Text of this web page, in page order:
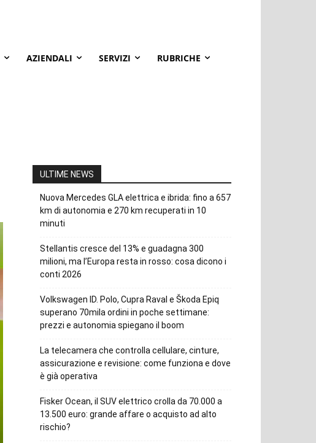
AZIENDALI SERVIZI RUBRICHE
ULTIME NEWS
Nuova Mercedes GLA elettrica e ibrida: fino a 657
km di autonomia e 270 km recuperati in 10
minuti
Stellantis cresce del 13% e guadagna 300
milioni, ma l’Europa resta in rosso: cosa dicono i
conti 2026
Volkswagen ID. Polo, Cupra Raval e Škoda Epiq
superano 70mila ordini in poche settimane:
prezzi e autonomia spiegano il boom
La telecamera che controlla cellulare, cinture,
assicurazione e revisione: come funziona e dove
è già operativa
Fisker Ocean, il SUV elettrico crolla da 70.000 a
13.500 euro: grande affare o acquisto ad alto
rischio?